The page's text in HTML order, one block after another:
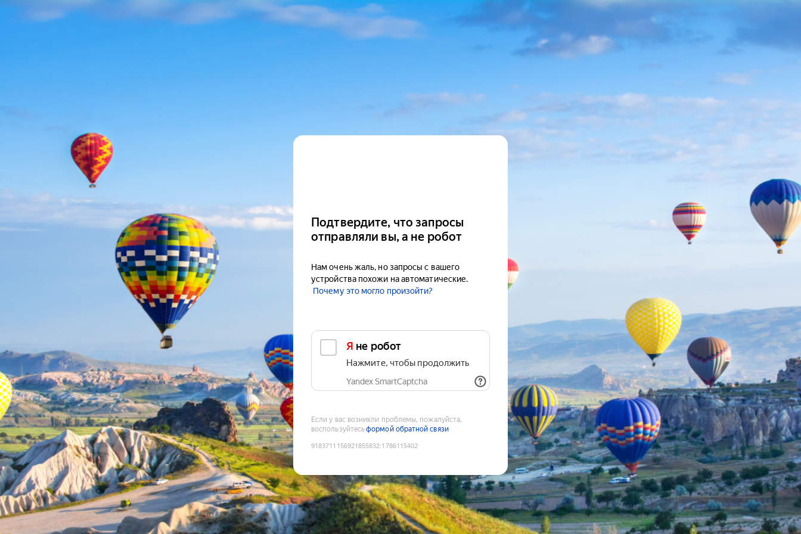
Подтвердите, что запросы
отправляли вы, а не робот
Нам очень жаль, но запросы с вашего
устройства похожи на автоматические.
Почему это могло произойти?
Я не робот
Нажмите, чтобы продолжить
Yandex SmartCaptcha
Если у вас возникли проблемы, пожалуйста,
воспользуйтесьформой обратной связи
9183711156921855832:1786115402